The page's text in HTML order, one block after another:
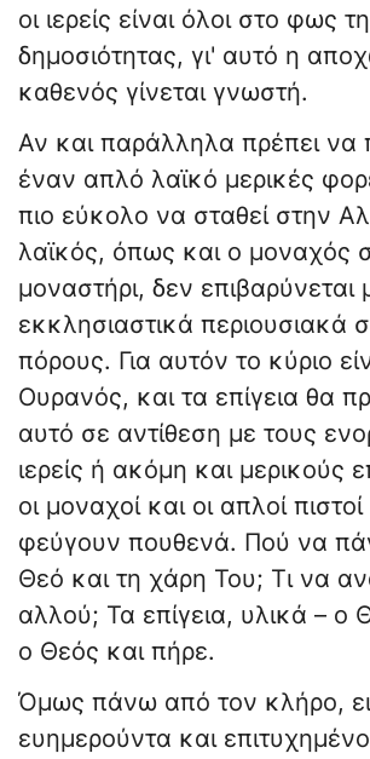
οι ιερείς είναι όλοι στο φως
δημοσιότητας, γι' αυτό η
καθενός γίνεται γνωστή.
Αν και παράλληλα πρέπει να
έναν απλό λαϊκό μερικές
πιο εύκολο να σταθεί στην
λαϊκός, όπως και ο μοναχός
μοναστήρι, δεν επιβαρύνεται
εκκλησιαστικά περιουσιακά
πόρους. Για αυτόν το κύριο
Ουρανός, και τα επίγεια θα
αυτό σε αντίθεση με τους
ιερείς ή ακόμη και μερικούς
οι μοναχοί και οι απλοί
φεύγουν πουθενά. Πού να
Θεό και τη χάρη Του; Τι να
αλλού; Τα επίγεια, υλικά – ο
ο Θεός και πήρε.
Όμως πάνω από τον κλήρο,
ευημερούντα και